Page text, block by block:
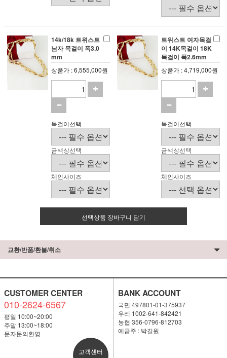
14k/18k 트위스트
남자 목걸이 폭3.0
mm
상품가 : 6,555,000원
목걸이선택
금색상선택
체인사이즈
트위스트 여자목걸
이 14K목걸이 18K
목걸이 폭2.6mm
상품가 : 4,719,000원
목걸이선택
금색상선택
체인사이즈
선택상품 장바구니 담기
교환/반품/환불/취소
CUSTOMER CENTER
010-2624-6567
평일 10:00~20:00
주말 13:00~18:00
문자문의환영
고객센터
BANK ACCOUNT
국민 497801-01-375937
우리 1002-641-842421
농협 356-0796-812703
예금주 : 박길원